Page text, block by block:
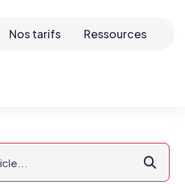
Nos tarifs Ressources